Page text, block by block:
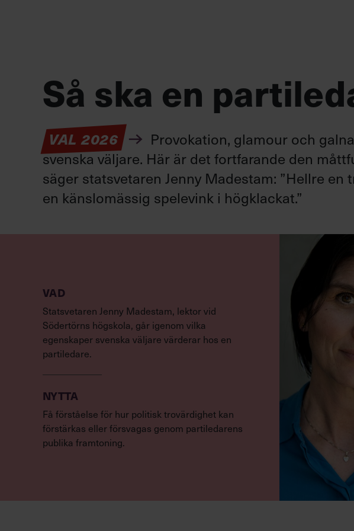
Så ska en
VAL 2026
Provokation, glamour och
svenska väljare. Här är det fortfarande den
säger statsvetaren Jenny Madestam: ”Hellre
en känslomässig spelevink i högklackat.”
VAD
Statsvetaren Jenny Madestam, lektor vid
Södertörns högskola, går igenom vilka
egenskaper svenska väljare värderar hos en
partiledare.
NYTTA
Få förståelse för hur politisk trovärdighet kan
förstärkas eller försvagas genom partiledarens
publika framtoning.